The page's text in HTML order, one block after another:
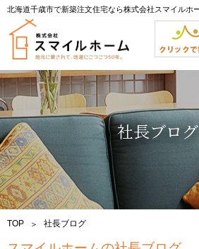
社長ブログ
TOP 社長ブログ